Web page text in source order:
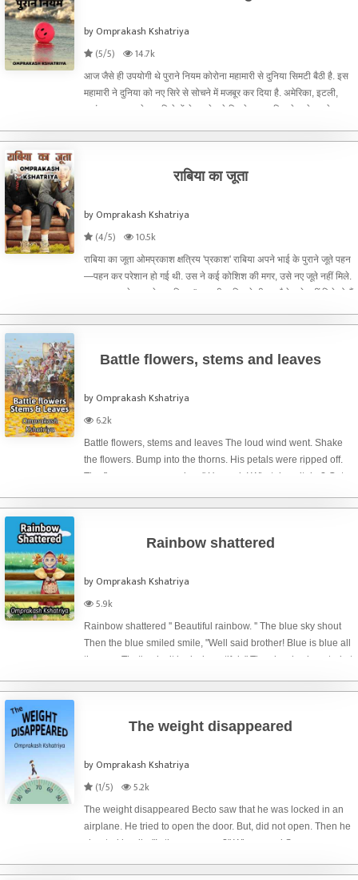
by Omprakash Kshatriya
(5/5)
14.7k
आज जैसे ही उपयोगी थे पुराने नियम कोरोना महामारी से दुनिया सिमटी बैठी है. इस
महामारी ने दुनिया को नए सिरे से सोचने में मजबूर कर दिया है. अमेरिका, इटली,
फ्रांस, जापान, स्पेन आदि देशों ने अपने गले मिलने व हाथ मिलाने वाले अपने समाज
राबिया का जूता
by Omprakash Kshatriya
(4/5)
10.5k
राबिया का जूता ओमप्रकाश क्षत्रिय 'प्रकाश' राबिया अपने भाई के पुराने जूते पहन
—पहन कर परेशान हो गई थी. उस ने कई कोशिश की मगर, उसे नए जूते नहीं मिले.
इस बार उस ने पापा से कह दिया, '' पापाजी, यदि मुझे नीलम जैसे जूते नहीं मिले तो मैं
Battle flowers, stems and leaves
by Omprakash Kshatriya
6.2k
Battle flowers, stems and leaves The loud wind went. Shake
the flowers. Bump into the thorns. His petals were ripped off.
The flower was screaming, '' Hey ugly! What does it do ? Get
"What ha
Rainbow shattered
by Omprakash Kshatriya
5.9k
Rainbow shattered '' Beautiful rainbow. '' The blue sky shout
Then the blue smiled smile, "Well said brother! Blue is blue all
the way. That's why it looks beautiful. " The sky also boasted at
The weight disappeared
by Omprakash Kshatriya
(1/5)
5.2k
The weight disappeared Becto saw that he was locked in an
airplane. He tried to open the door. But, did not open. Then he
shouted loudly, "Is there anyone?" Where am i Someone can
Not panic You